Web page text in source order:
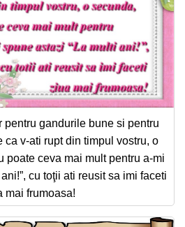
pentru gandurile bune si pentru
ca v-ati rupt din timpul vostru, o
poate ceva mai mult pentru a-mi
cu toţii ati reusit sa imi faceti
mai frumoasa!